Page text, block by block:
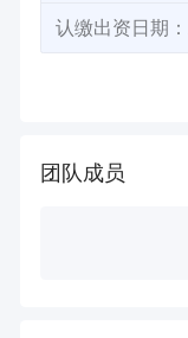
认缴出资日期：
团队成员